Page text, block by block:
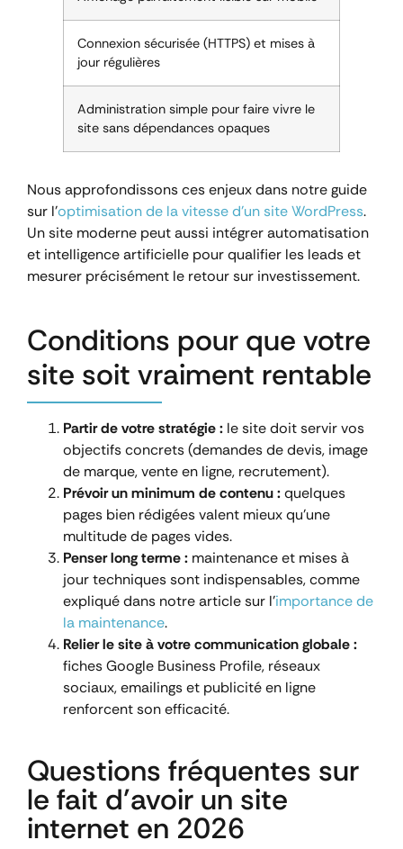
Connexion sécurisée (HTTPS) et mises à
jour régulières
Administration simple pour faire vivre le
site sans dépendances opaques
Nous approfondissons ces enjeux dans notre guide
sur l’optimisation de la vitesse d’un site WordPress.
Un site moderne peut aussi intégrer automatisation
et intelligence artificielle pour qualifier les leads et
mesurer précisément le retour sur investissement.
Conditions pour que votre
site soit vraiment rentable
Partir de votre stratégie : le site doit servir vos
objectifs concrets (demandes de devis, image
de marque, vente en ligne, recrutement).
Prévoir un minimum de contenu :quelques
pages bien rédigées valent mieux qu’une
multitude de pages vides.
Penser long terme : maintenance et mises à
jour techniques sont indispensables, comme
expliqué dans notre article sur l’importance de
la maintenance.
Relier le site à votre communication globale :
fiches Google Business Profile, réseaux
sociaux, emailings et publicité en ligne
renforcent son efficacité.
Questions fréquentes sur
le fait d’avoir un site
internet en 2026